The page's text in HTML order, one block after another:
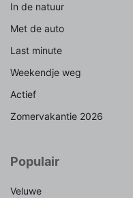
In de natuur
Met de auto
Last minute
Weekendje weg
Actief
Zomervakantie 2026
Populair
Veluwe